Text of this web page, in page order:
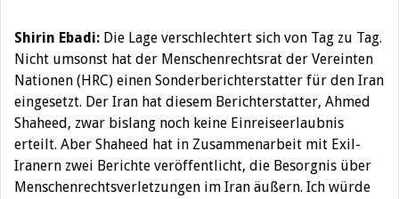
Shirin Ebadi: Die Lage verschlechtert sich von Tag zu Tag.
Nicht umsonst hat der Menschenrechtsrat der Vereinten
Nationen (HRC) einen Sonderberichterstatter für den Iran
eingesetzt. Der Iran hat diesem Berichterstatter, Ahmed
Shaheed, zwar bislang noch keine Einreiseerlaubnis
erteilt. Aber Shaheed hat in Zusammenarbeit mit Exil-
Iranern zwei Berichte veröffentlicht, die Besorgnis über
Menschenrechtsverletzungen im Iran äußern. Ich würde